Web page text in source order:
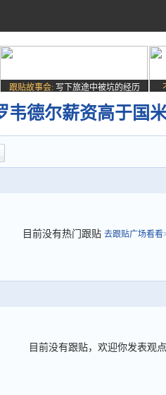
跟贴故事会: 写下旅途中被坑的经历
韦德尔薪资高于国
目前没有热门跟贴 去跟贴广场看看
目前没有跟贴，欢迎你发表观点